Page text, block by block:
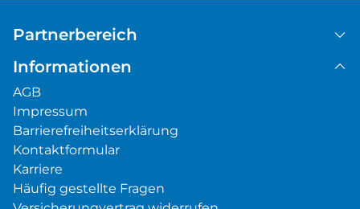
Partnerbereich
Informationen
AGB
Impressum
Barrierefreiheitserklärung
Kontaktformular
Karriere
Häufig gestellte Fragen